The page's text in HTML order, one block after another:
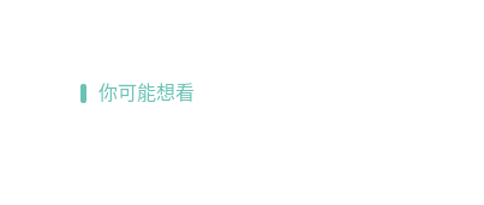
你可能想看